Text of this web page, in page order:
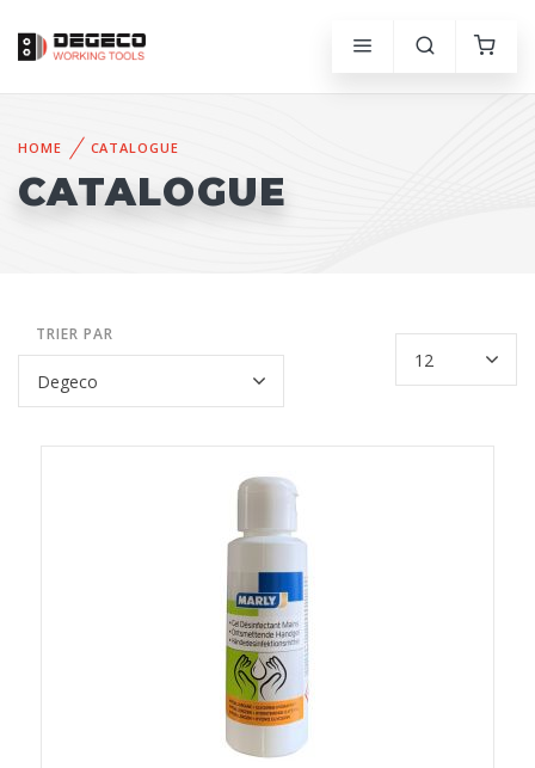
HOME CATALOGUE
CATALOGUE
TRIER PAR